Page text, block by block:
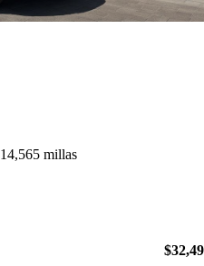
14,565 millas